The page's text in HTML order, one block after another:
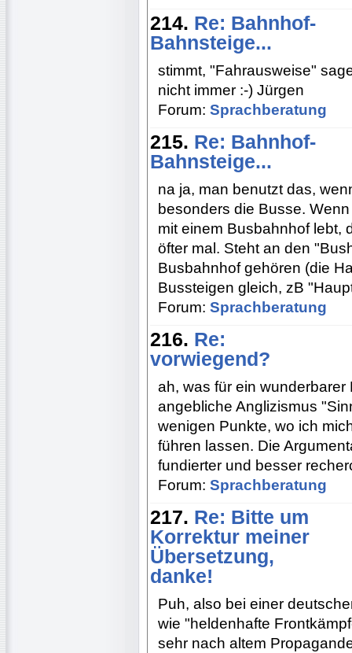
214. Re: Bahnhof-
Bahnsteige...
stimmt, "Fahrausweise"
nicht immer :-) Jürgen
Forum: Sprachberatung
215. Re: Bahnhof-
Bahnsteige...
na ja, man benutzt das,
besonders die Busse.
mit einem Busbahnhof lebt,
öfter mal. Steht an den
Busbahnhof gehören (die
Bussteigen gleich, zB
Forum: Sprachberatung
216. Re:
vorwiegend?
ah, was für ein
angebliche Anglizismus
wenigen Punkte, wo ich
führen lassen. Die
fundierter und besser
Forum: Sprachberatung
217. Re: Bitte um
Korrektur meiner
Übersetzung,
danke!
Puh, also bei einer
wie "heldenhafte
sehr nach altem